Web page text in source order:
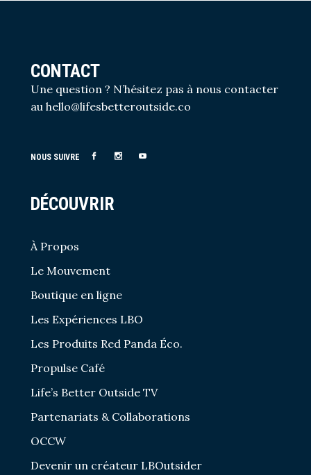
CONTACT
Une question ? N’hésitez pas à nous contacter
au hello@lifesbetteroutside.co
NOUS SUIVRE
DÉCOUVRIR
À Propos
Le Mouvement
Boutique en ligne
Les Expériences LBO
Les Produits Red Panda Éco.
Propulse Café
Life’s Better Outside TV
Partenariats & Collaborations
OCCW
Devenir un créateur LBOutsider